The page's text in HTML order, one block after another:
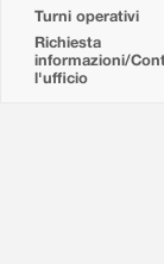
Turni operativi
Richiesta
informazioni/
l'ufficio